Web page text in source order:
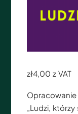
zł4,00 z VAT
„Ludzi,